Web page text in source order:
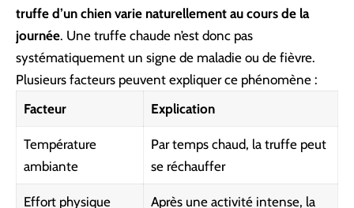
truffe d’un chien varie naturellement au cours de la
journée. Une truffe chaude n’est donc pas
systématiquement un signe de maladie ou de fièvre.
Plusieurs facteurs peuvent expliquer ce phénomène :
Facteur
Explication
Température
ambiante
Par temps chaud, la truffe peut
se réchauffer
Effort physique
Après une activité intense, la